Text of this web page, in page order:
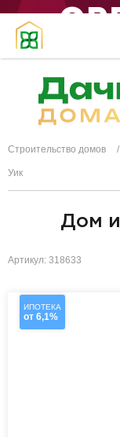
Строительство домов
Уик
Дом
Артикул: 318633
ИПОТЕКА
от 6,1%